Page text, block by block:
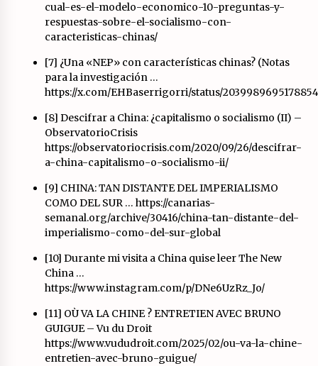
cual-es-el-modelo-economico-10-preguntas-y-
respuestas-sobre-el-socialismo-con-
caracteristicas-chinas/
[7] ¿Una «NEP» con características chinas? (Notas
para la investigación …
https://x.com/EHBaserrigorri/status/
[8] Descifrar a China: ¿capitalismo o socialismo (II) –
ObservatorioCrisis
https://observatoriocrisis.com/2020/09/26/descifrar-
a-china-capitalismo-o-socialismo-ii/
[9] CHINA: TAN DISTANTE DEL IMPERIALISMO
COMO DEL SUR … https://canarias-
semanal.org/archive/30416/china-tan-distante-del-
imperialismo-como-del-sur-global
[10] Durante mi visita a China quise leer The New
China …
https://www.instagram.com/p/DNe6UzRz_Jo/
[11] OÙ VA LA CHINE ? ENTRETIEN AVEC BRUNO
GUIGUE – Vu du Droit
https://www.vududroit.com/2025/02/ou-va-la-chine-
entretien-avec-bruno-guigue/